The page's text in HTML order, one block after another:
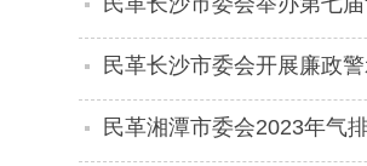
民革长沙市委会开展廉政
民革湘潭市委会2023年气